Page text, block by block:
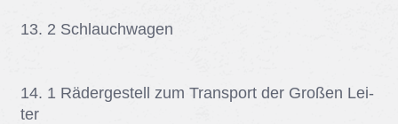
13. 2 Schlauch­wa­gen
14. 1 Rä­der­ge­stell zum Trans­port der Gro­ßen Lei­
ter